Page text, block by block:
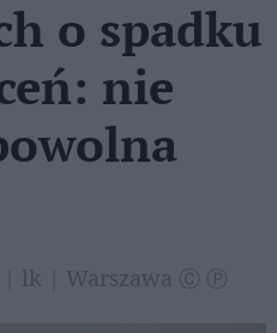
o spadku
nie
| lk | Warszawa Ⓒ Ⓟ